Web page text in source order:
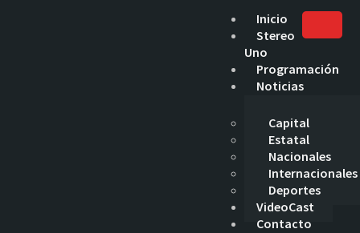
Inicio
Stereo
Uno
Programación
Noticias
Capital
Estatal
Nacionales
Internacionales
Deportes
VideoCast
Contacto